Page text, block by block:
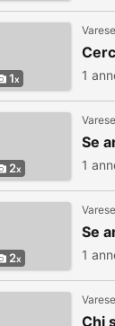
1
Varese
1
2
Varese
Se
1
2
Varese
Se
1
Varese
Chi